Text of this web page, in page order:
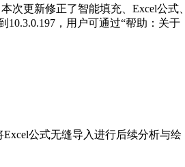
次更新修正了智能填充、Excel公式、
，用户可通过“帮助：关于
Excel公式无缝导入进行后续分析与绘